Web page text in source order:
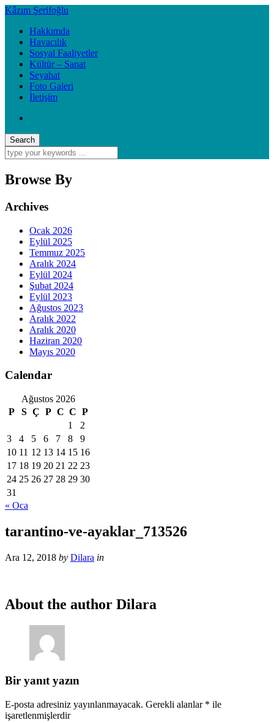
Kâzım Şerifoğlu
Hakkımda
Havacılık
Sosyal Faaliyetler
Kültür – Sanat
Seyahat
Foto Galeri
İletişim
Browse By
Archives
Ocak 2026
Eylül 2025
Temmuz 2025
Aralık 2024
Eylül 2024
Şubat 2024
Eylül 2023
Ağustos 2023
Aralık 2022
Aralık 2020
Haziran 2020
Mayıs 2020
Calendar
Ağustos 2026
P
S Ç P C C P
1
2
3
4 5 6 7 8
9
10 11 12 13 14 15 16
17 18 19 20 21 22 23
24 25 26 27 28 29 30
31
« Oca
tarantino-ve-ayaklar_713526
Ara 12, 2018 by Dilara in
About the author Dilara
Bir yanıt yazın
E-posta adresiniz yayınlanmayacak. Gerekli alanlar * ile
işaretlenmişlerdir